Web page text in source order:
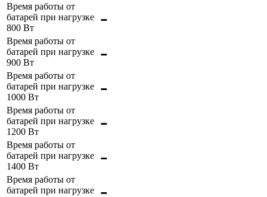
Время работы от
батарей при нагрузке
800 Вт
-
Время работы от
батарей при нагрузке
900 Вт
-
Время работы от
батарей при нагрузке
1000 Вт
-
Время работы от
батарей при нагрузке
1200 Вт
-
Время работы от
батарей при нагрузке
1400 Вт
-
Время работы от
батарей при нагрузке
-